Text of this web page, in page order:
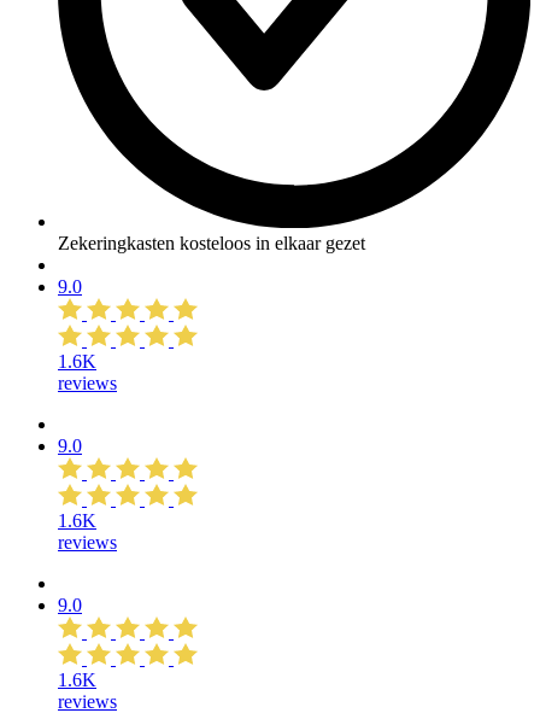
Zekeringkasten kosteloos in elkaar gezet
9.0
1.6K
reviews
9.0
1.6K
reviews
9.0
1.6K
reviews